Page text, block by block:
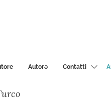
Autorә Contatti